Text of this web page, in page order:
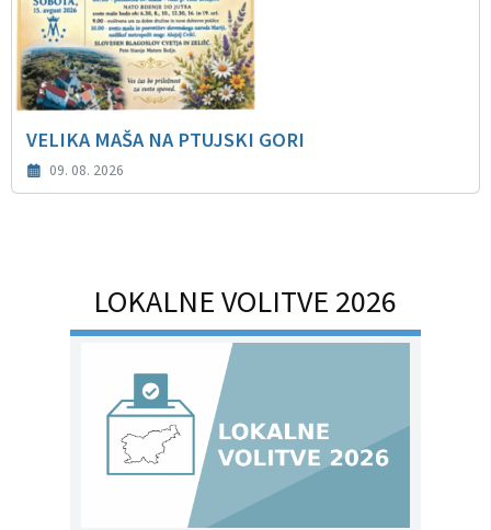
VELIKA MAŠA NA PTUJSKI GORI
09. 08. 2026
LOKALNE VOLITVE 2026